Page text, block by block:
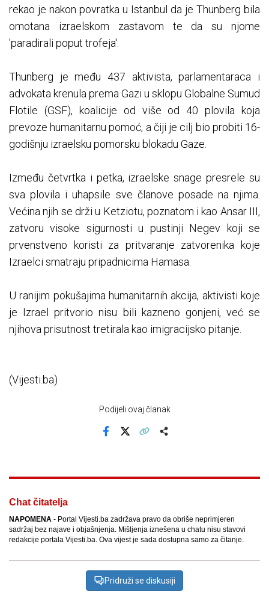
rekao je nakon povratka u Istanbul da je Thunberg bila
omotana izraelskom zastavom te da su njome
'paradirali poput trofeja'.
Thunberg je među 437 aktivista, parlamentaraca i
advokata krenula prema Gazi u sklopu Globalne Sumud
Flotile (GSF), koalicije od više od 40 plovila koja
prevoze humanitarnu pomoć, a čiji je cilj bio probiti 16-
godišnju izraelsku pomorsku blokadu Gaze.
Između četvrtka i petka, izraelske snage presrele su
sva plovila i uhapsile sve članove posade na njima.
Većina njih se drži u Ketziotu, poznatom i kao Ansar III,
zatvoru visoke sigurnosti u pustinji Negev koji se
prvenstveno koristi za pritvaranje zatvorenika koje
Izraelci smatraju pripadnicima Hamasa.
U ranijim pokušajima humanitarnih akcija, aktivisti koje
je Izrael pritvorio nisu bili kazneno gonjeni, već se
njihova prisutnost tretirala kao imigracijsko pitanje.
(Vijesti.ba)
Podijeli ovaj članak
Chat čitatelja
NAPOMENA - Portal Vijesti.ba zadržava pravo da obriše neprimjeren
sadržaj bez najave i objašnjenja. Mišljenja iznešena u chatu nisu stavovi
redakcije portala Vijesti.ba. Ova vijest je sada dostupna samo za čitanje.
Pridruži se diskusiji